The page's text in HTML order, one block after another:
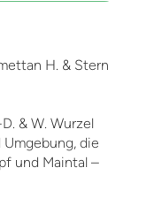
H. & Stern
& W. Wurzel
Umgebung, die
und Maintal –